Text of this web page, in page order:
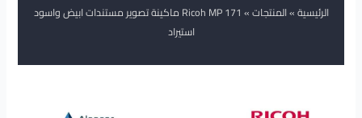
الرئيسية»المنتجات»
Ricoh MP 171 ماكينة تصوير مستندات ابيض واسود
استيراد